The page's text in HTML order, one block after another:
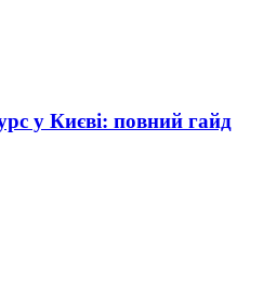
у Києві: повний гайд